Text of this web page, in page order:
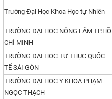
Trường Đại Học Khoa Học tự Nhiên
TRƯỜNG ĐẠI HỌC NÔNG LÂM TP.HỒ
CHÍ MINH
TRƯỜNG ĐẠI HỌC TƯ THỤC QUỐC
TẾ SÀI GÒN
TRƯỜNG ĐẠI HỌC Y KHOA PHẠM
NGỌC THẠCH